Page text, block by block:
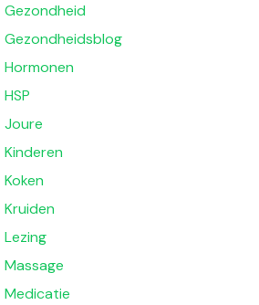
Gezondheid
Gezondheidsblog
Hormonen
HSP
Joure
Kinderen
Koken
Kruiden
Lezing
Massage
Medicatie